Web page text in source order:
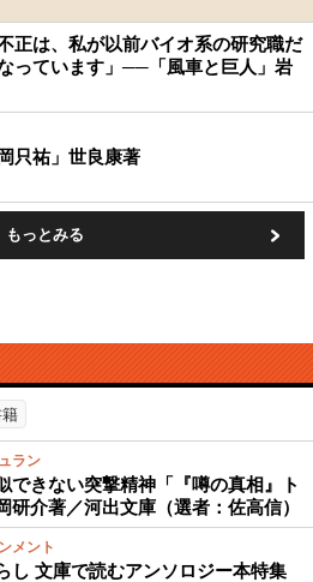
正は、私が以前バイオ系の研究職だ
っています」──「風車と巨人」岩
只祐」世良康著
もっとみる
籍
ラン
できない突撃精神「『噂の真相』ト
研介著／河出文庫（選者：佐高信）
メント
し 文庫で読むアンソロジー本特集